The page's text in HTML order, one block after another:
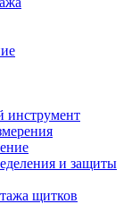
инструмент
и защиты
щитков